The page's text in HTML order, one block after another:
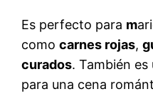
Es perfecto para m
comocarnes rojas,
curados. También
para una cena